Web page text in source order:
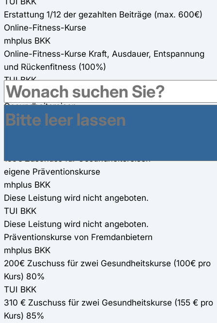
Erstattung 1/12 der gezahlten Beiträge (max. 600€)
Online-Fitness-Kurse
mhplus BKK
Online-Fitness-Kurse Kraft, Ausdauer, Entspannung
und Rückenfitness (100%)
TUI BKK
kostenlose Online-Fitness-Kurse
Gesundheitsreisen
mhplus BKK
155€ Zuschuss für Gesundheitsreisen
eigene Präventionskurse
mhplus BKK
Diese Leistung wird nicht angeboten.
TUI BKK
Diese Leistung wird nicht angeboten.
Präventionskurse von Fremdanbietern
mhplus BKK
200€ Zuschuss für zwei Gesundheitskurse (100€ pro
Kurs) 80%
TUI BKK
310 € Zuschuss für zwei Gesundheitskurse (155 € pro
Kurs) 85%